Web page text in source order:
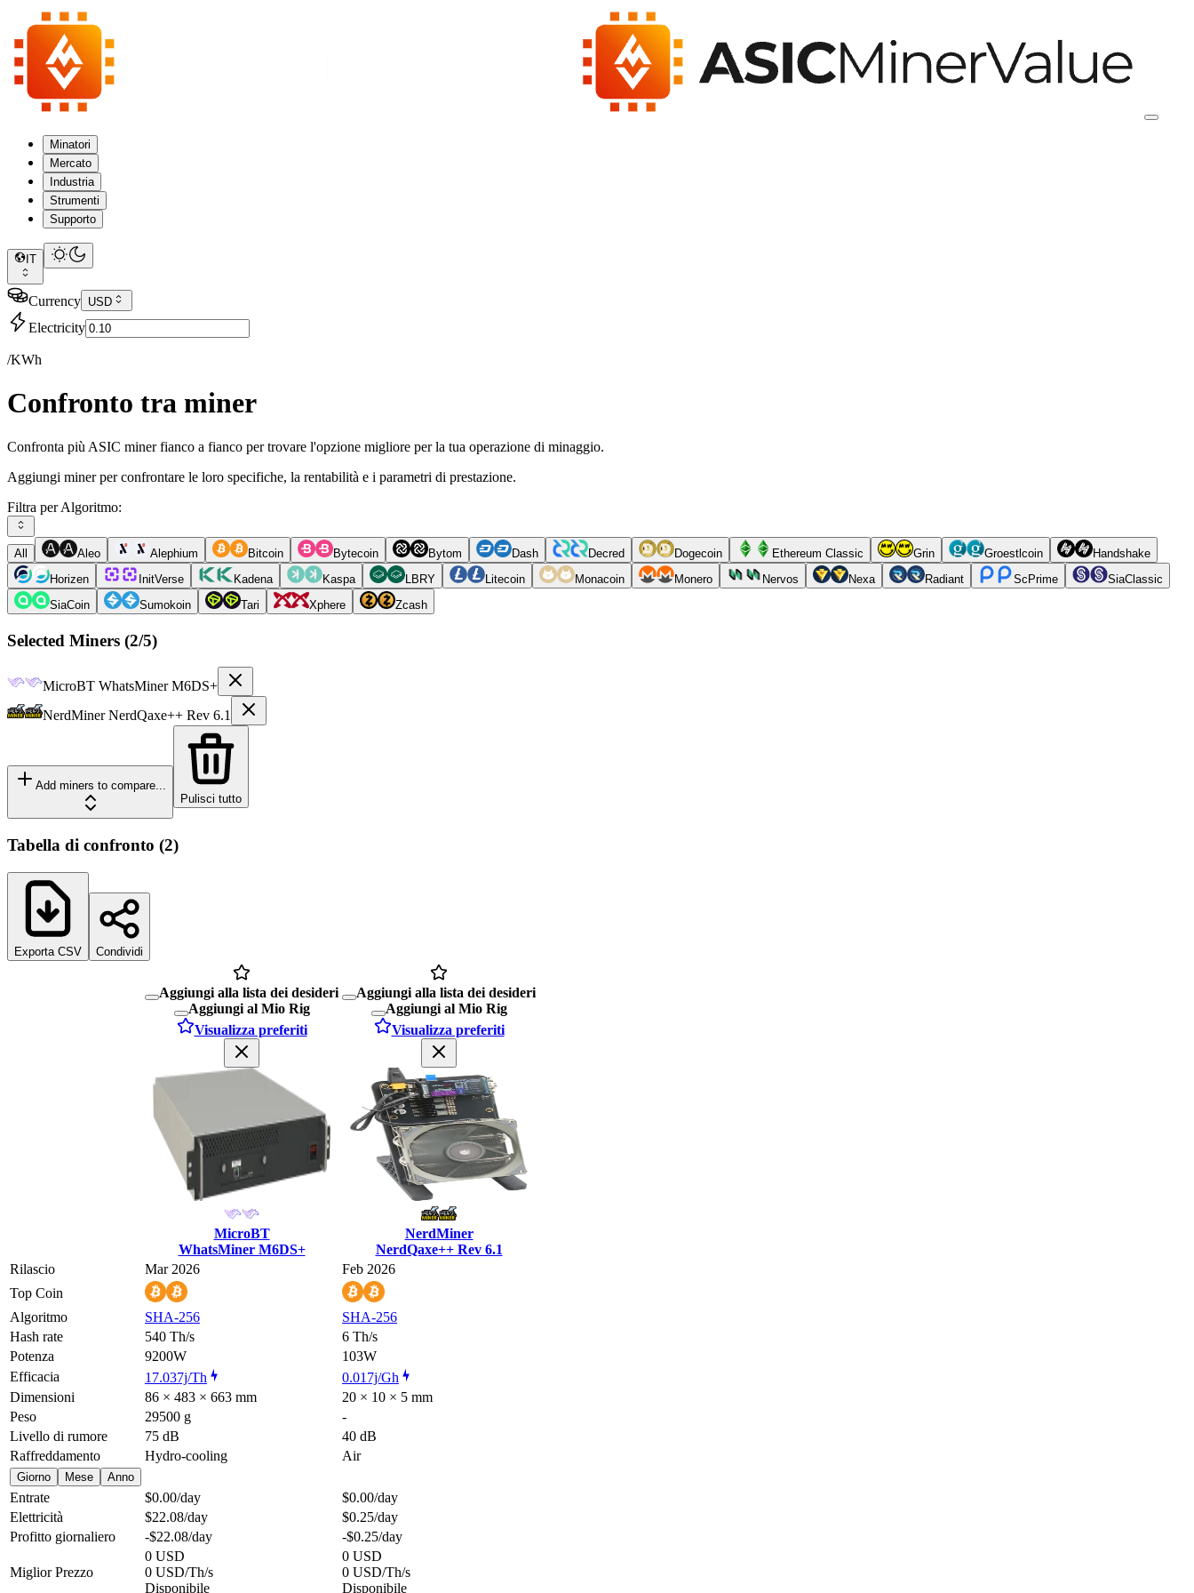
Minatori
Mercato
Industria
Strumenti
Supporto
IT
Currency USD
Electricity
/KWh
Confronto tra miner
Confronta più ASIC miner fianco a fianco per trovare l'opzione migliore per la tua operazione di minaggio.
Aggiungi miner per confrontare le loro specifiche, la rentabilità e i parametri di prestazione.
Filtra per Algoritmo:
All Aleo Alephium Bitcoin Bytecoin Bytom Dash Decred Dogecoin Ethereum Classic Grin Groestlcoin
Handshake
Horizen
InitVerse Kadena Kaspa LBRY Litecoin Monacoin Monero Nervos Nexa Radiant ScPrime
SiaClassic
SiaCoin
Sumokoin Tari Xphere Zcash
Selected Miners (2/5)
MicroBT WhatsMiner M6DS+
NerdMiner NerdQaxe++ Rev 6.1
Add miners to compare...
Pulisci tutto
Tabella di confronto (2)
Exporta CSV Condividi
Aggiungi alla lista dei desideri
Aggiungi al Mio Rig
Visualizza preferiti
MicroBT
WhatsMiner M6DS+
Aggiungi alla lista dei desideri
Aggiungi al Mio Rig
Visualizza preferiti
NerdMiner
NerdQaxe++ Rev 6.1
Rilascio
Mar 2026
Feb 2026
Top Coin
Algoritmo
SHA-256
SHA-256
Hash rate
540 Th/s
6 Th/s
Potenza
9200W
103W
Efficacia
17.037j/Th
0.017j/Gh
Dimensioni
86 × 483 × 663 mm
20 × 10 × 5 mm
Peso
29500 g
-
Livello di rumore
75 dB
40 dB
Raffreddamento
Hydro-cooling Air
Giorno Mese Anno
Entrate $0.00/day $0.00/day
Elettricità
$22.08/day $0.25/day
Profitto giornaliero
-$22.08/day -$0.25/day
Miglior Prezzo
0 USD
0 USD/Th/s
Disponibile
0 USD
0 USD/Th/s
Disponibile